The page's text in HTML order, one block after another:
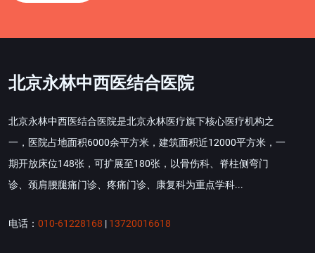
北京永林中西医结合医院
北京永林中西医结合医院是北京永林医疗旗下核心医疗机构之
一，医院占地面积6000余平方米，建筑面积近12000平方米，一
期开放床位148张，可扩展至180张，以骨伤科、脊柱侧弯门
诊、颈肩腰腿痛门诊、疼痛门诊、康复科为重点学科...
电话： 010-61228168 | 13720016618